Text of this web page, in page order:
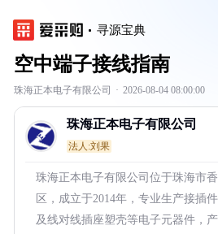
寻源宝典
空中端子接线指南
珠海正本电子有限公司 · 2026-08-04 08:00:00
珠海正本电子有限公司
法人:刘果
珠海正本电子有限公司位于珠海市
区，成立于2014年，专业生产接插
及线对线插座塑壳等电子元器件，